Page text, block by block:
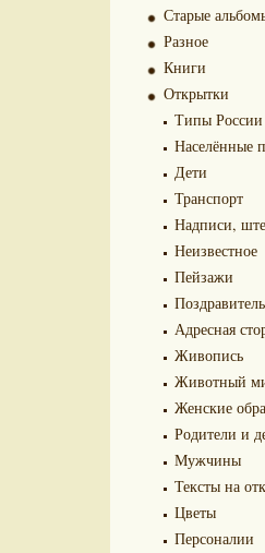
Старые
Разное
Книги
Открытки
Типы России
Населённые
Дети
Транспорт
Надписи,
Неизвестное
Пейзажи
Адресная
Живопись
Животный
Женские
Родители и
Мужчины
Тексты на
Цветы
Персоналии